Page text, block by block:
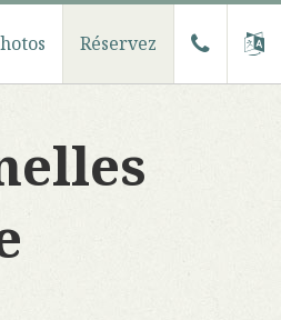
Réservez